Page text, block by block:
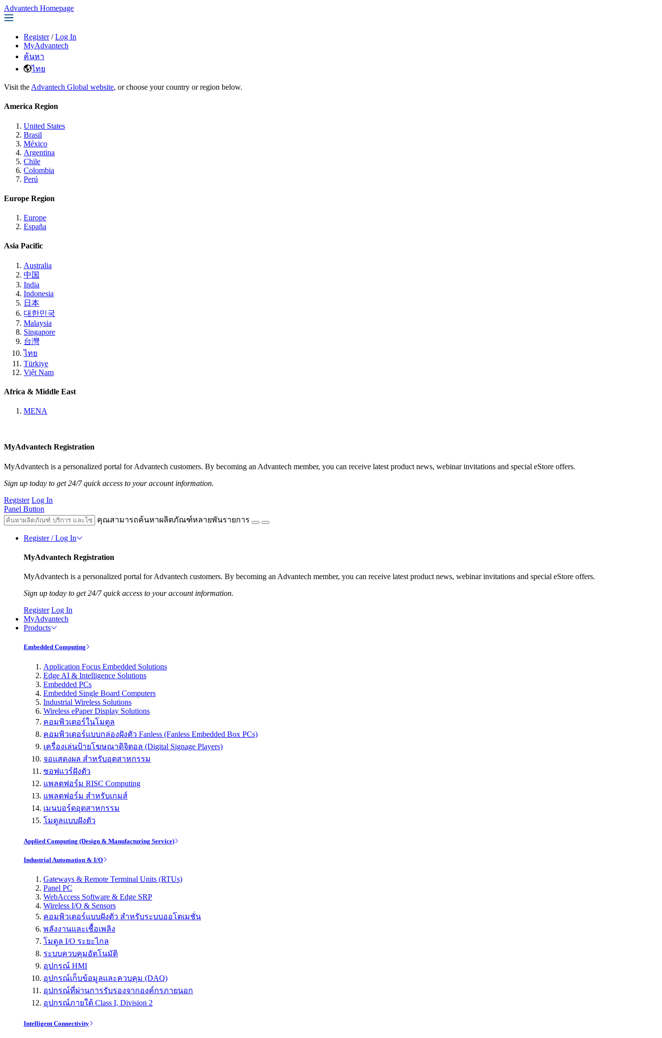
Advantech Homepage
Register / Log In
MyAdvantech
ค้นหา
ไทย
Visit the Advantech Global website, or choose your country or region below.
America Region
United States
Brasil
México
Argentina
Chile
Colombia
Perú
Europe Region
Europe
España
Asia Pacific
Australia
中国
India
Indonesia
日本
대한민국
Malaysia
Singapore
台灣
ไทย
Türkiye
Việt Nam
Africa & Middle East
MENA
MyAdvantech Registration
MyAdvantech is a personalized portal for Advantech customers. By becoming an Advantech member, you can receive latest product news, webinar invitations and special eStore offers.
Sign up today to get 24/7 quick access to your account information.
Register Log In
Panel Button
คุณสามารถค้นหาผลิตภัณฑ์หลายพันรายการ
Register / Log In
MyAdvantech Registration
MyAdvantech is a personalized portal for Advantech customers. By becoming an Advantech member, you can receive latest product news, webinar invitations and special eStore offers.
Sign up today to get 24/7 quick access to your account information.
Register Log In
MyAdvantech
Products
Embedded Computing
Application Focus Embedded Solutions
Edge AI & Intelligence Solutions
Embedded PCs
Embedded Single Board Computers
Industrial Wireless Solutions
Wireless ePaper Display Solutions
คอมพิวเตอร์ในโมดูล
คอมพิวเตอร์แบบกล่องฝังตัว Fanless (Fanless Embedded Box PCs)
เครื่องเล่นป้ายโฆษณาดิจิตอล (Digital Signage Players)
จอแสดงผล สำหรับอุตสาหกรรม
ซอฟแวร์ฝังตัว
แพลตฟอร์ม RISC Computing
แพลตฟอร์ม สำหรับเกมส์
เมนบอร์ดอุตสาหกรรม
โมดูลแบบฝังตัว
Applied Computing (Design & Manufacturing Service)
Industrial Automation & I/O
Gateways & Remote Terminal Units (RTUs)
Panel PC
WebAccess Software & Edge SRP
Wireless I/O & Sensors
คอมพิวเตอร์แบบฝังตัว สำหรับระบบออโตเมชั่น
พลังงานและเชื้อเพลิง
โมดูล I/O ระยะไกล
ระบบควบคุมอัตโนมัติ
อุปกรณ์ HMI
อุปกรณ์เก็บข้อมูลและควบคุม (DAQ)
อุปกรณ์ที่ผ่านการรับรองจากองค์กรภายนอก
อุปกรณ์ภายใต้ Class I, Division 2
Intelligent Connectivity